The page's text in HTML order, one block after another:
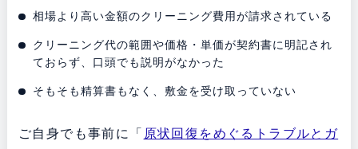
相場より高い金額のクリーニング費用が請求されている
クリーニング代の範囲や価格・単価が契約書に明記され
ておらず、口頭でも説明がなかった
そもそも精算書もなく、敷金を受け取っていない
ご自身でも事前に「 原状回復をめぐるトラブルとガ